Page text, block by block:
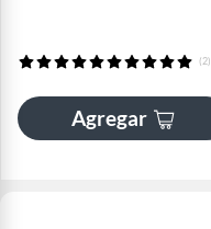
(2)
Agregar